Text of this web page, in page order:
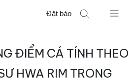
Đặt báo
ĐIỂM CÁ TÍNH THEO
HWA RIM TRONG